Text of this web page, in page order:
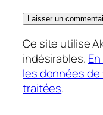
Ce site utilise
indésirables.
les données
traitées.